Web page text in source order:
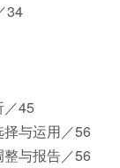
34
／45
与运用／56
与报告／56